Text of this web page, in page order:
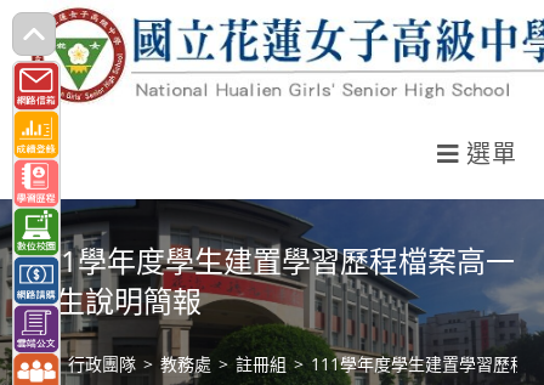
跳
轉
至
主
要
內
容
選單
111學年度學生建置學習歷程檔案高一
新生說明簡報
> 行政團隊 > 教務處 > 註冊組 > 111學年度學生建置學習歷程